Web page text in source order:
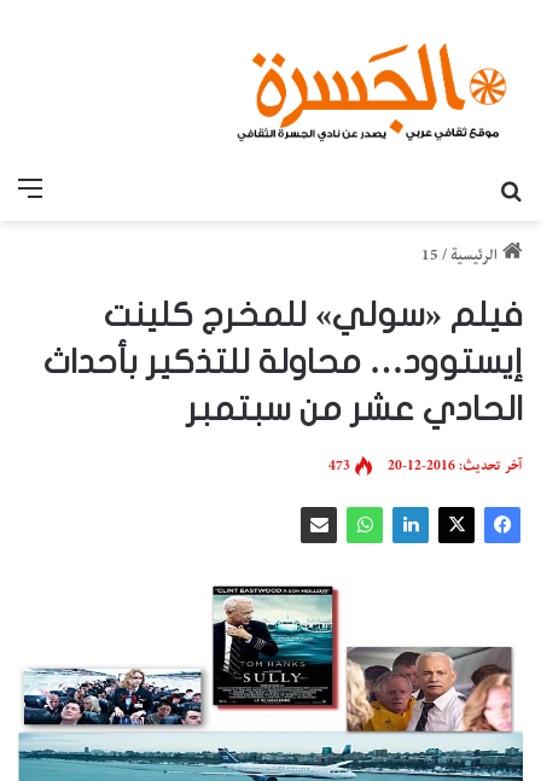
الرئيسية /
15
فيلم «سولي» للمخرج كلينت
إيستوود… محاولة للتذكير بأحداث
الحادي عشر من سبتمبر
آخر تحديث: 2016-12-20 473